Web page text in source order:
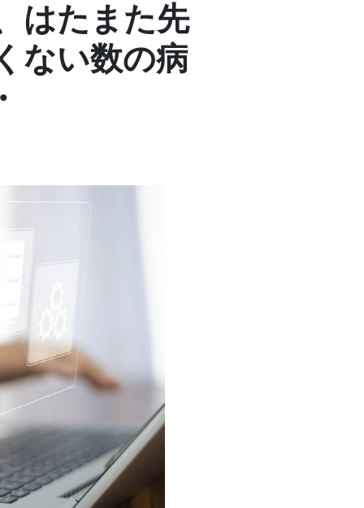
はたまた先
ない数の病